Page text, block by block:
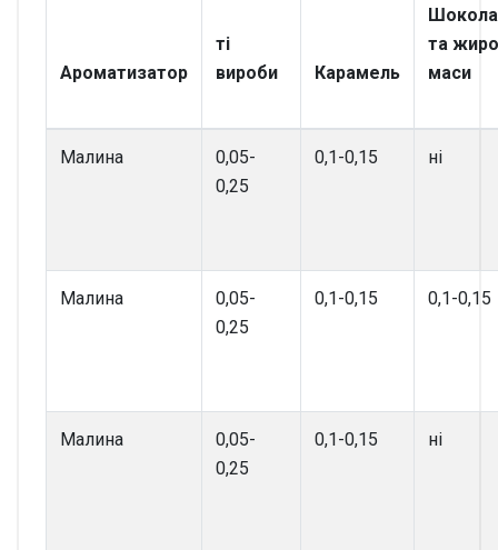
Ароматизатор
ті
вироби
Карамель
та
маси
Малина
0,05-
0,25
0,1-0,15 ні
Малина
0,05-
0,25
0,1-0,15 0,1-0,15
Малина
0,05-
0,25
0,1-0,15 ні